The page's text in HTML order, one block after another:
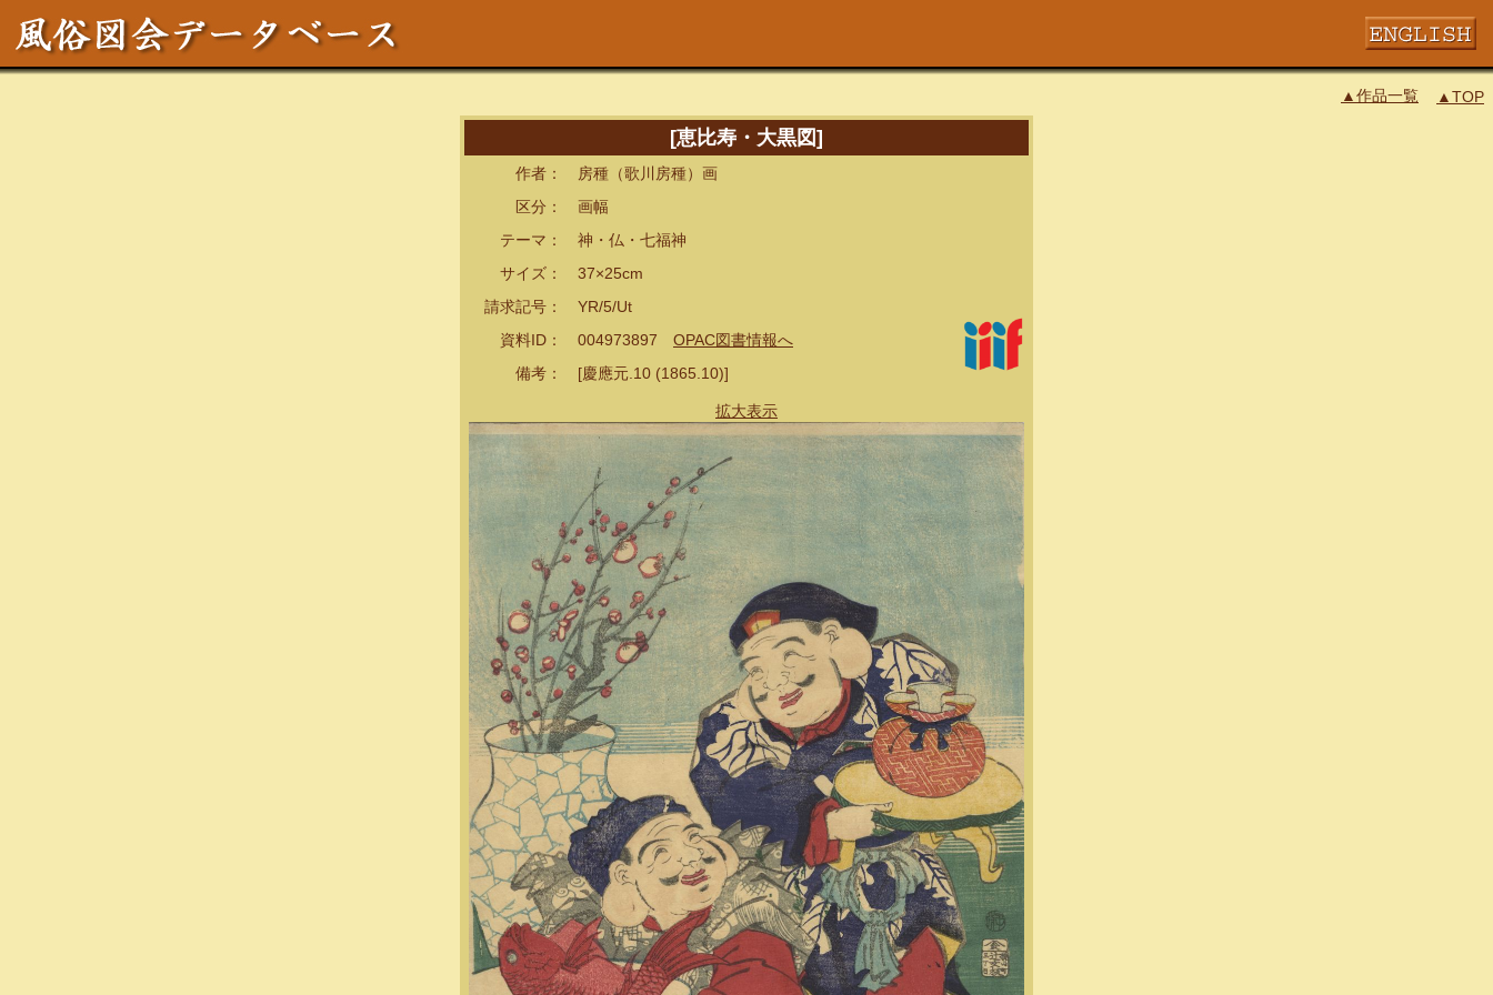
▲作品一覧 ▲TOP
[恵比寿・大黒図]
作者： 房種（歌川房種）画
区分： 画幅
テーマ： 神・仏・七福神
サイズ： 37×25cm
請求記号： YR/5/Ut
資料ID： 004973897 OPAC図書情報へ
備考： [慶應元.10 (1865.10)]
拡大表示